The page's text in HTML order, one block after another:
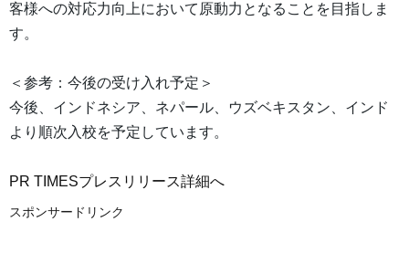
客様への対応力向上において原動力となることを目指しま
す。
＜参考：今後の受け入れ予定＞
今後、インドネシア、ネパール、ウズベキスタン、インド
より順次入校を予定しています。
PR TIMESプレスリリース詳細へ
スポンサードリンク